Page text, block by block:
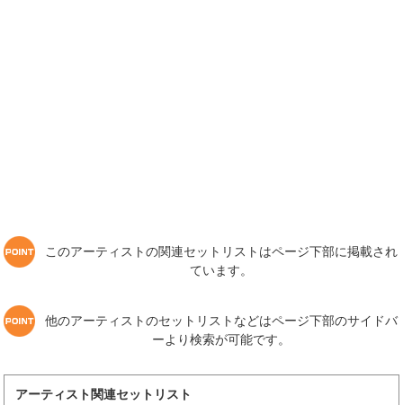
このアーティストの関連セットリストはページ下部に掲載され
ています。
他のアーティストのセットリストなどはページ下部のサイドバ
ーより検索が可能です。
アーティスト関連セットリスト